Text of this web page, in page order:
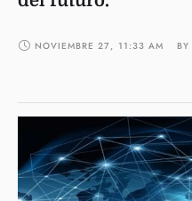
NOVIEMBRE 27, 11:33 AM BY